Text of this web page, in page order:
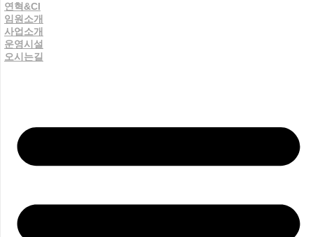
연혁&CI
임원소개
사업소개
운영시설
오시는길